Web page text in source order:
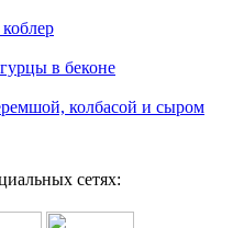
в беконе
колбасой и сыром
сетях: